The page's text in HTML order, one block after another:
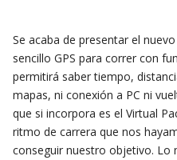
Se acaba de presentar el nuevo
sencillo GPS para correr con
permitirá saber tiempo,
mapas, ni conexión a PC ni
que si incorpora es el Virtual
ritmo de carrera que nos
conseguir nuestro objetivo. Lo